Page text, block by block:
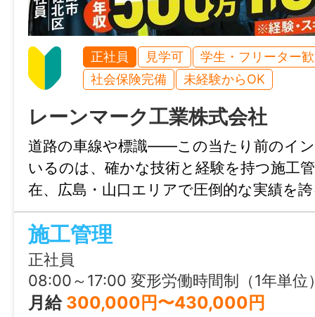
基本土日祝休み ※会社カレンダーによる
諸手当
昇給あり(毎年2月実施 ※基本給が最低
通勤手当あり(15,000円〜30,000円/月、
額会社が負担 ※未経験者の場合は左記どち
資格手当あり(1級建築施工管理技士：
築施工管理技士：15,000円／月、1級土木
15,000円／月、2級土木施工管理技士：
資格取得補助あり(1級土木施工管理技士、2
技士、建築物の石綿含有建材調査者、車両
地及び解体、職長・安全衛生責任者、フル
落制止用器具、その他関連の資格)
家族手当あり(配偶者：5,000円／月、子ど
正社員 見学可
学生・フリーター
社会保険完備
未経験からOK
レーンマーク工業株式会社
道路の車線や標識――この当たり前のイ
いるのは、確かな技術と経験を持つ施工
在、広島・山口エリアで圧倒的な実績を
工業株式会社が、施工管理経験者を募集
に応じて年収500万円〜1,000万円のレン
休暇もしっかり取れる、ベテラン技術者
働ける環境がここにあります。
施工管理
正社員
08:00～17:00 変形労働時間制（1年単位
月給 300,000円〜430,000円